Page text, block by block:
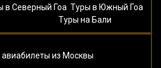
в Северный Гоа Туры в Южный Гоа
Туры на Бали
из Москвы